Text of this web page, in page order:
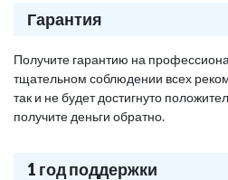
Гарантия
Получите гарантию на
тщательном соблюдении всех
так и не будет достигнуто
получите деньги обратно.
1 год поддержки